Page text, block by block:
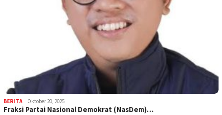
BERITA Oktober 20, 2025
Fraksi Partai Nasional Demokrat (NasDem)…